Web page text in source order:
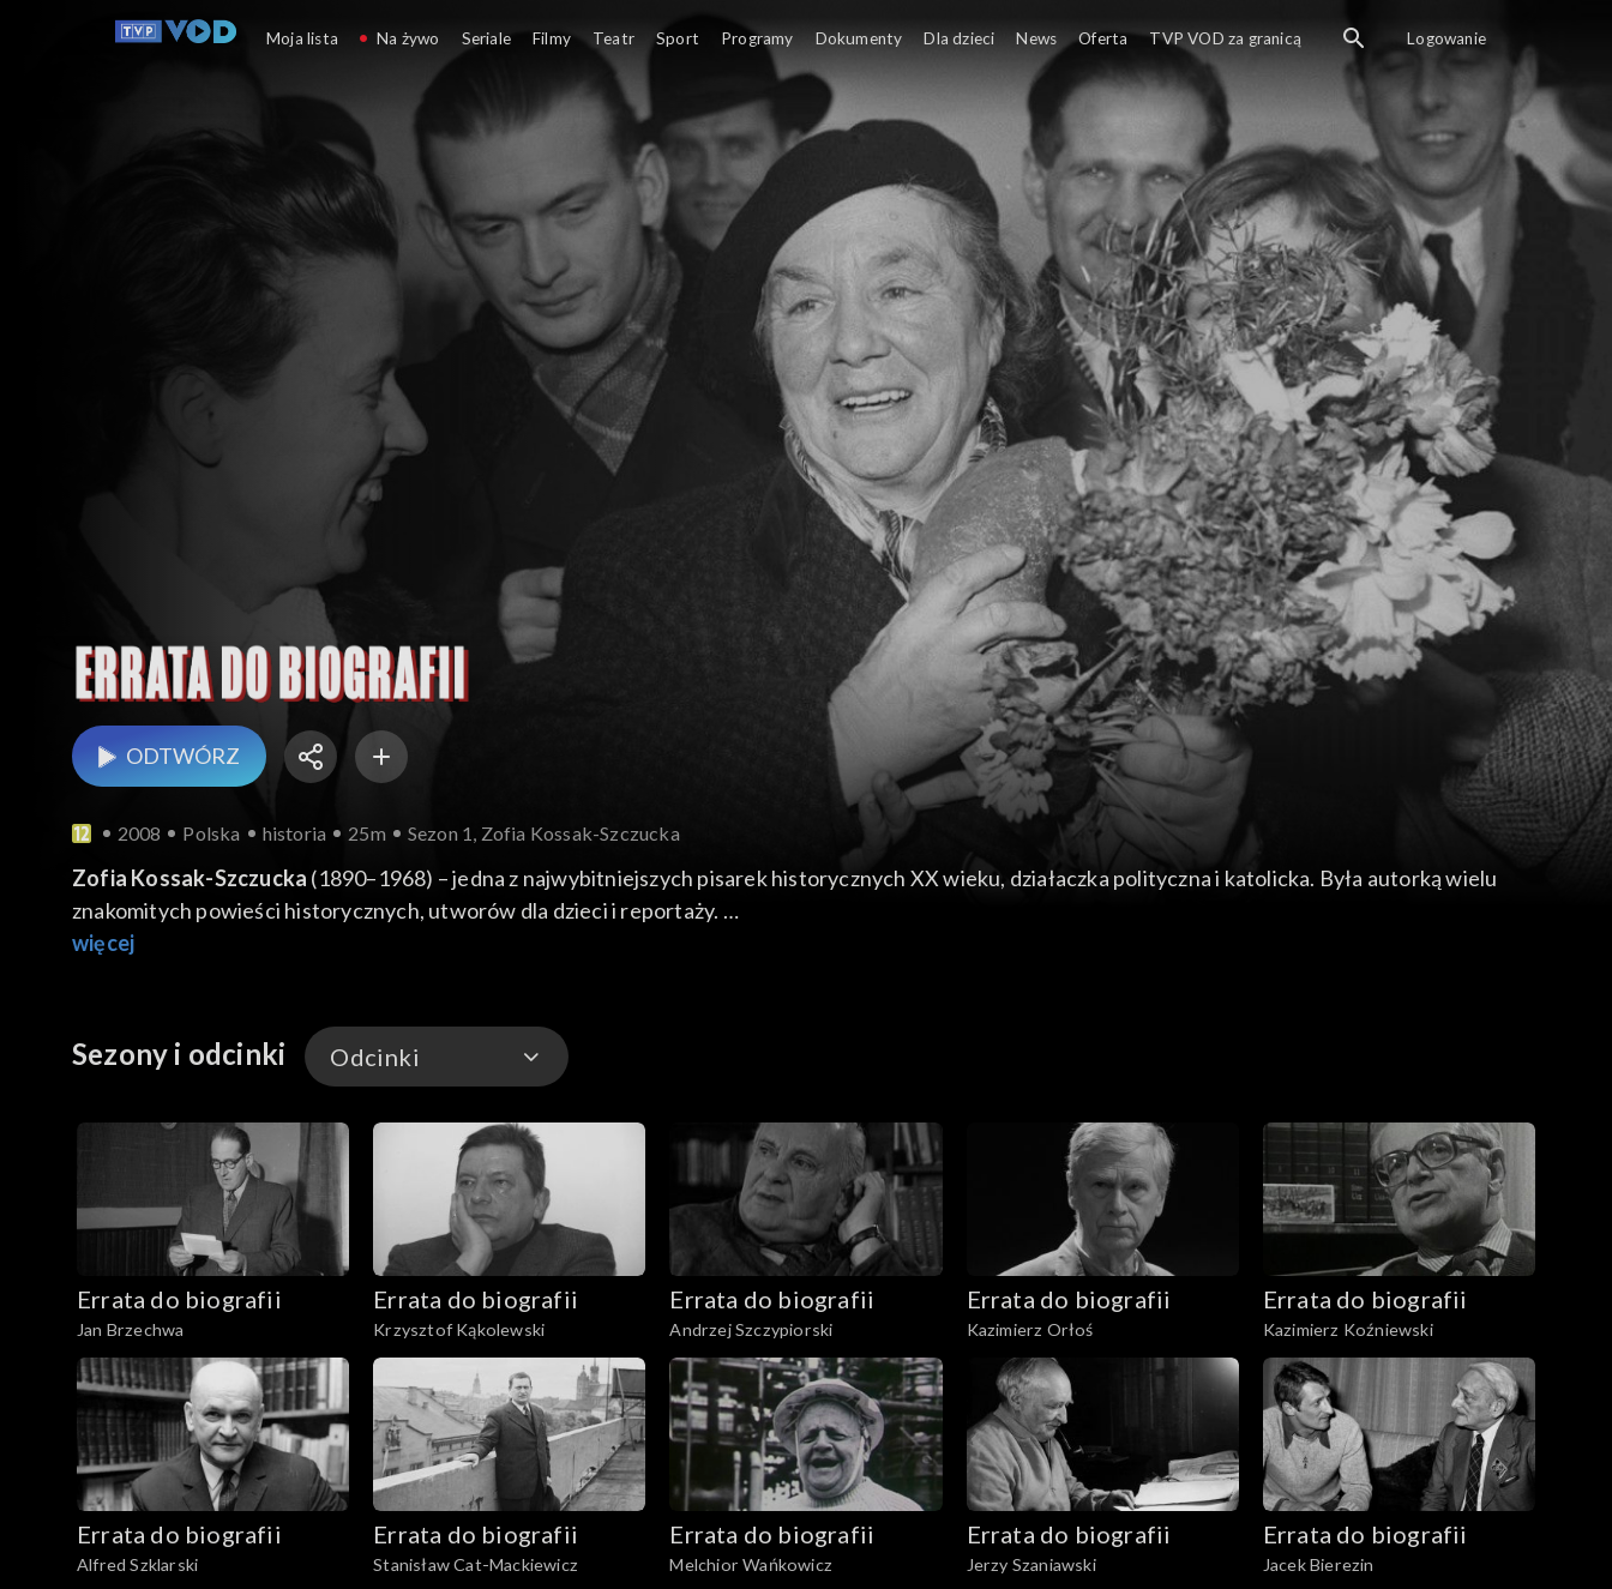
ODTWÓRZ
2008 Polska historia 25m Sezon 1, Zofia Kossak-Szczucka
Zofia Kossak-Szczucka (1890–1968) – jedna z najwybitniejszych pisarek historycznych XX wieku, działaczka polityczna i katolicka. Była autorką wielu
znakomitych powieści historycznych, utworów dla dzieci i reportaży.
1957 roku pisarka przebywała na emigracji. Po powrocie do PRL wydawała książki w wydawnictwie PAX, była także sygnatariuszką „Listu 34”.
więcej
Sezony i odcinki Odcinki
Odcinki
Errata do biografii
Jan Brzechwa
Errata do biografii
Krzysztof Kąkolewski
Errata do biografii
Andrzej Szczypiorski
Errata do biografii
Kazimierz Orłoś
Errata do biografii
Kazimierz Koźniewski
Errata do biografii
Alfred Szklarski
Errata do biografii
Stanisław Cat-Mackiewicz
Errata do biografii
Melchior Wańkowicz
Errata do biografii
Jerzy Szaniawski
Errata do biografii
Jacek Bierezin
Moja lista Na żywo Seriale Filmy Teatr Sport Programy Dokumenty Dla dzieci News Oferta TVP VOD za granicą Logowanie